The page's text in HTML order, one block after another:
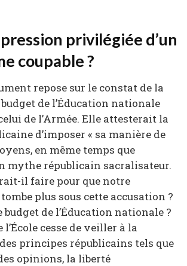
privilégiée d’un
coupable ?
repose sur le constat de la
de l’Éducation nationale
de l’Armée. Elle attesterait la
d’imposer « sa manière de
en même temps que
mythe républicain sacralisateur.
il faire pour que notre
plus sous cette accusation ?
de l’Éducation nationale ?
cesse de veiller à la
principes républicains tels que
opinions, la liberté